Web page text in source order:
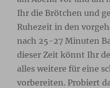
Ihr die Brötchen und
Ruhezeit in den
nach 25-27 Minuten
dieser Zeit könnt Ihr
alles weitere für eine
vorbereiten. Probiert